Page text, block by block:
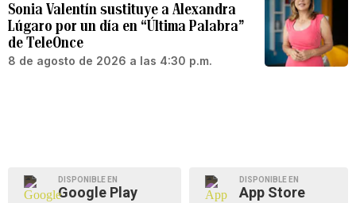
Sonia Valentín sustituye a Alexandra
Lúgaro por un día en “Última Palabra”
de TeleOnce
8 de agosto de 2026 a las 4:30 p.m.
DISPONIBLE EN
Google Play
DISPONIBLE EN
App Store